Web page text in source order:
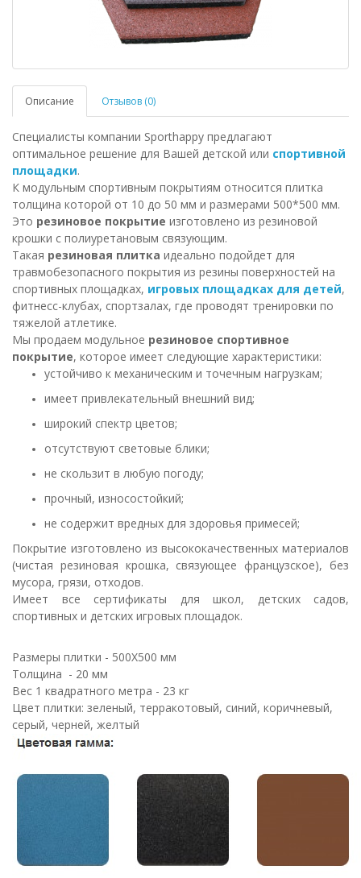
Описание Отзывов (0)
Специалисты компании Sporthappy предлагают
оптимальное решение для Вашей детской или спортивной
площадки.
К модульным спортивным покрытиям относится плитка
толщина которой от 10 до 50 мм и размерами 500*500 мм.
Это резиновое покрытие изготовлено из резиновой
крошки с полиуретановым связующим.
Такая резиновая плитка идеально подойдет для
травмобезопасного покрытия из резины поверхностей на
спортивных площадках, игровых площадках для детей,
фитнесс-клубах, спортзалах, где проводят тренировки по
тяжелой атлетике.
Мы продаем модульное резиновое спортивное
покрытие, которое имеет следующие характеристики:
устойчиво к механическим и точечным нагрузкам;
имеет привлекательный внешний вид;
широкий спектр цветов;
отсутствуют световые блики;
не скользит в любую погоду;
прочный, износостойкий;
не содержит вредных для здоровья примесей;
Покрытие изготовлено из высококачественных материалов
(чистая резиновая крошка, связующее французское), без
мусора, грязи, отходов.
Имеет все сертификаты для школ, детских садов,
спортивных и детских игровых площадок.
Размеры плитки - 500Х500 мм
Толщина - 20 мм
Вес 1 квадратного метра - 23 кг
Цвет плитки: зеленый, терракотовый, синий, коричневый,
серый, черней, желтый